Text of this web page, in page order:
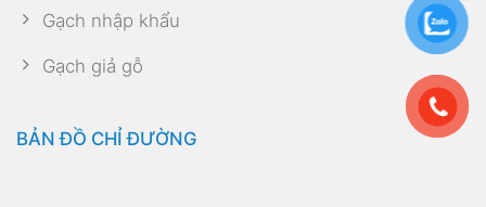
Gạch nhập khẩu
Gạch giả gỗ
BẢN ĐỒ CHỈ ĐƯỜNG